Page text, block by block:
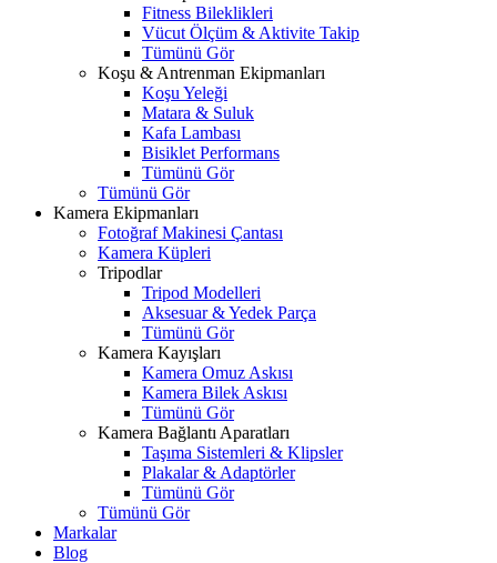
Fitness Bileklikleri
Vücut Ölçüm & Aktivite Takip
Tümünü Gör
Koşu & Antrenman Ekipmanları
Koşu Yeleği
Matara & Suluk
Kafa Lambası
Bisiklet Performans
Tümünü Gör
Tümünü Gör
Kamera Ekipmanları
Fotoğraf Makinesi Çantası
Kamera Küpleri
Tripodlar
Tripod Modelleri
Aksesuar & Yedek Parça
Tümünü Gör
Kamera Kayışları
Kamera Omuz Askısı
Kamera Bilek Askısı
Tümünü Gör
Kamera Bağlantı Aparatları
Taşıma Sistemleri & Klipsler
Plakalar & Adaptörler
Tümünü Gör
Tümünü Gör
Markalar
Blog